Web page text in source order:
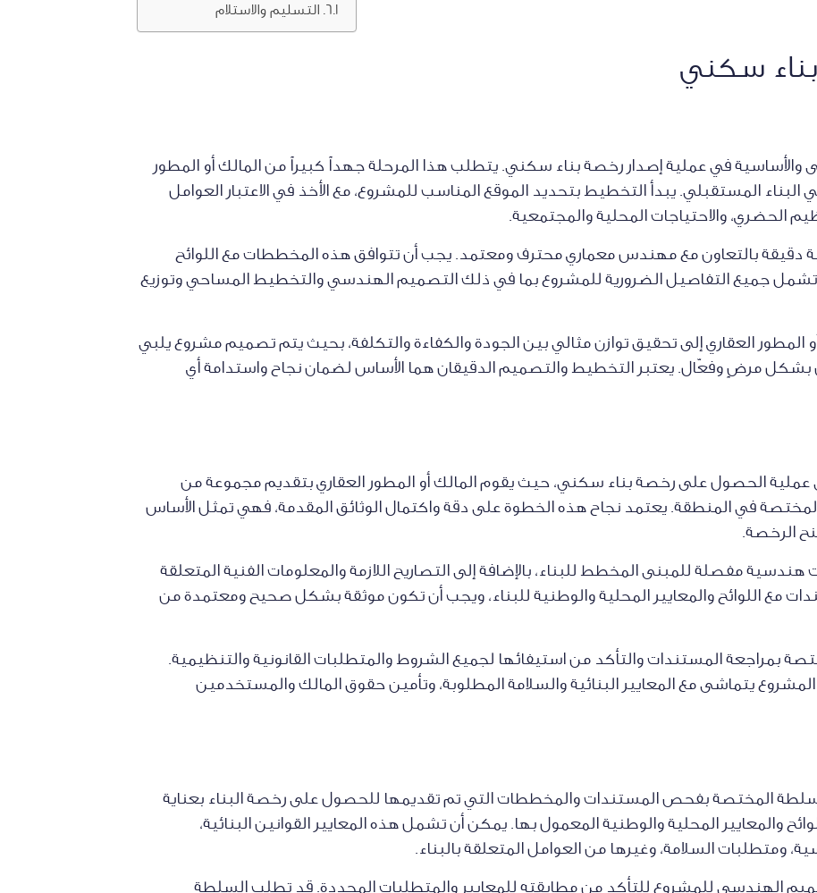
التسليم والاستلام
سكني
والأساسية في عملية إصدار رخصة بناء سكني. يتطلب هذا المرحلة جهداً كبيراً من المالك أو المطور
البناء المستقبلي. يبدأ التخطيط بتحديد الموقع المناسب للمشروع، مع الأخذ في الاعتبار العوامل
الحضري، والاحتياجات المحلية والمجتمعية.
بالتعاون مع مهندس معماري محترف ومعتمد. يجب أن تتوافق هذه المخططات مع اللوائح
وتشمل جميع التفاصيل الضرورية للمشروع بما في ذلك التصميم الهندسي والتخطيط المساحي وتوزيع
العقاري إلى تحقيق توازن مثالي بين الجودة والكفاءة والتكلفة، بحيث يتم تصميم مشروع يلبي
مرضٍ وفعّال. يعتبر التخطيط والتصميم الدقيقان هما الأساس لضمان نجاح واستدامة أي
الحصول على رخصة بناء سكني، حيث يقوم المالك أو المطور العقاري بتقديم مجموعة من
في المنطقة. يعتمد نجاح هذه الخطوة على دقة واكتمال الوثائق المقدمة، فهي تمثل الأساس
الرخصة.
مفصلة للمبنى المخطط للبناء، بالإضافة إلى التصاريح اللازمة والمعلومات الفنية المتعلقة
مع اللوائح والمعايير المحلية والوطنية للبناء، ويجب أن تكون موثقة بشكل صحيح ومعتمدة من
بمراجعة المستندات والتأكد من استيفائها لجميع الشروط والمتطلبات القانونية والتنظيمية.
يتماشى مع المعايير البنائية والسلامة المطلوبة، وتأمين حقوق المالك والمستخدمين
المختصة بفحص المستندات والمخططات التي تم تقديمها للحصول على رخصة البناء بعناية
والمعايير المحلية والوطنية المعمول بها. يمكن أن تشمل هذه المعايير القوانين البنائية،
ومتطلبات السلامة، وغيرها من العوامل المتعلقة بالبناء.
الهندسي للمشروع للتأكد من مطابقته للمعايير والمتطلبات المحددة. قد تطلب السلطة